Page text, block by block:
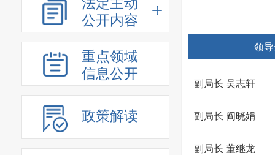
法定主动
公开内容
重点领域
信息公开
政策解读
领
副局长 吴志轩
副局长 阎晓娟
副局长 董继龙